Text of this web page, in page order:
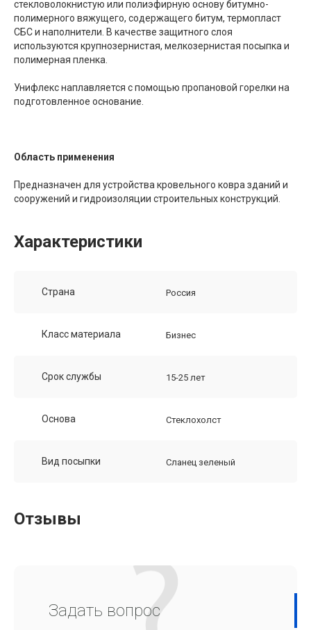
стекловолокнистую или полиэфирную основу битумно-
полимерного вяжущего, содержащего битум, термопласт
СБС и наполнители. В качестве защитного слоя
используются крупнозернис­тая, мелкозернистая посыпка и
полимерная пленка.
Унифлекс наплавляется с помощью пропановой горелки на
подготовленное основание.
Область применения
Предназначен для устройства кровельного ковра зданий и
сооружений и гидроизоляции строительных конструкций.
Характеристики
Страна Россия
Класс материала Бизнес
Срок службы 15-25 лет
Основа Стеклохолст
Вид посыпки Сланец зеленый
Отзывы
Задать вопрос